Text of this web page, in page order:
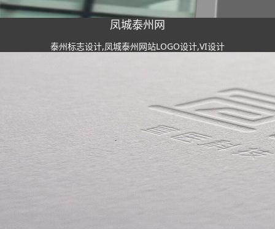
凤城泰州网
泰州标志设计,凤城泰州网站LOGO设计,VI设计